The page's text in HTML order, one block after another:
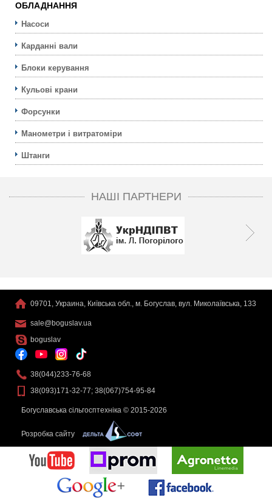
ОБЛАДНАННЯ
Насоси
Карданні вали
Блоки керування
Кульовi крани
Форсунки
Манометри і витратоміри
Штанги
НАШІ ПАРТНЕРИ
09701, Украина, Київська обл., м. Богуслав, вул. Миколаївська, 133
sale@boguslav.ua
boguslav
38(044)233-76-68
38(093)171-32-77; 38(067)754-95-84
Богуславська сільгосптехніка © 2015-2026
Розробка сайту